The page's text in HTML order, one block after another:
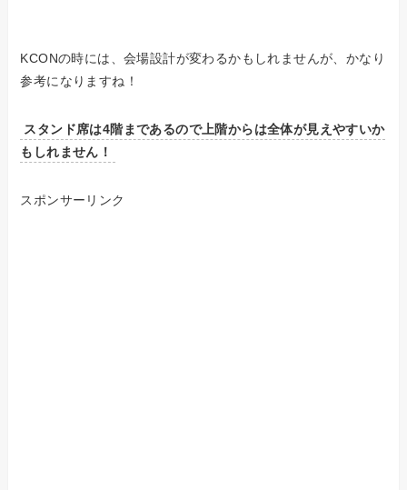
KCONの時には、会場設計が変わるかもしれませんが、かなり
参考になりますね！
スタンド席は4階まであるので上階からは全体が見えやすいか
もしれません！
スポンサーリンク